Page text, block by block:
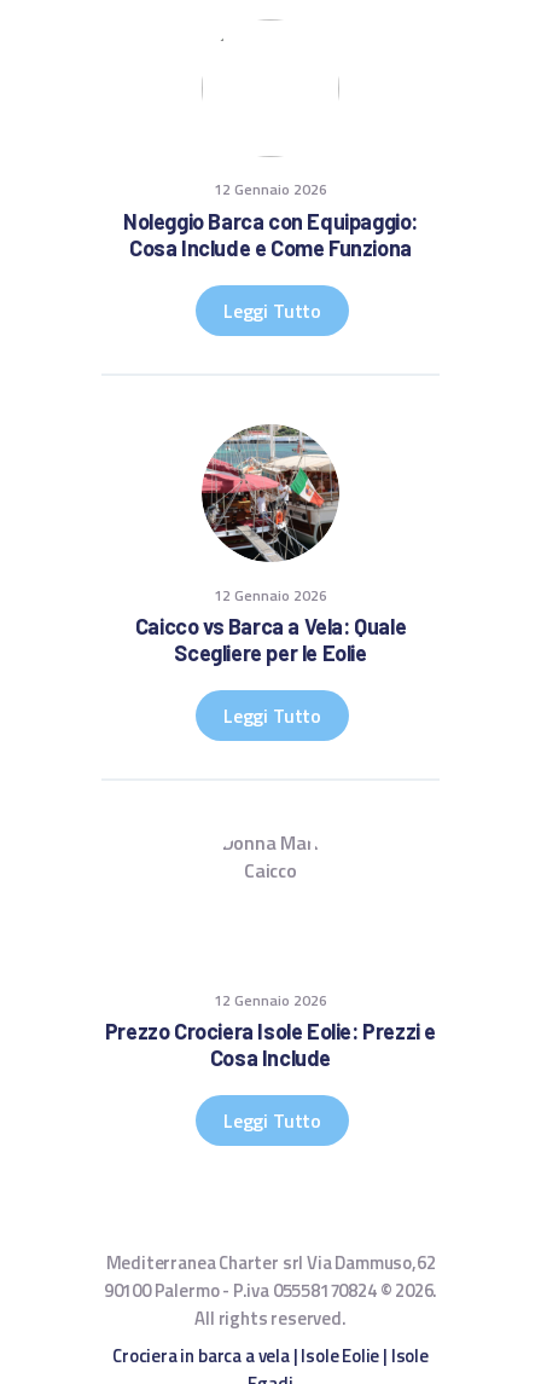
12 Gennaio 2026
Noleggio Barca con Equipaggio:
Cosa Include e Come Funziona
Leggi Tutto
12 Gennaio 2026
Caicco vs Barca a Vela: Quale
Scegliere per le Eolie
Leggi Tutto
12 Gennaio 2026
Prezzo Crociera Isole Eolie: Prezzi e
Cosa Include
Leggi Tutto
Mediterranea Charter srl Via Dammuso,62
90100 Palermo - P.iva 05558170824 © 2026.
All rights reserved.
Crociera in barca a vela|Isole Eolie| Isole